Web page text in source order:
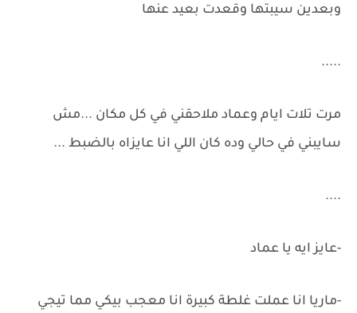
وبعدين سيبتها وقعدت بعيد عنها
.....
مرت تلات ايام وعماد ملاحقني في كل مكان ...مش
سايبني في حالي وده كان اللي انا عايزاه بالضبط ...
....
-عايز ايه يا عماد
-ماريا انا عملت غلطة كبيرة انا معجب بيكي مما تيجي